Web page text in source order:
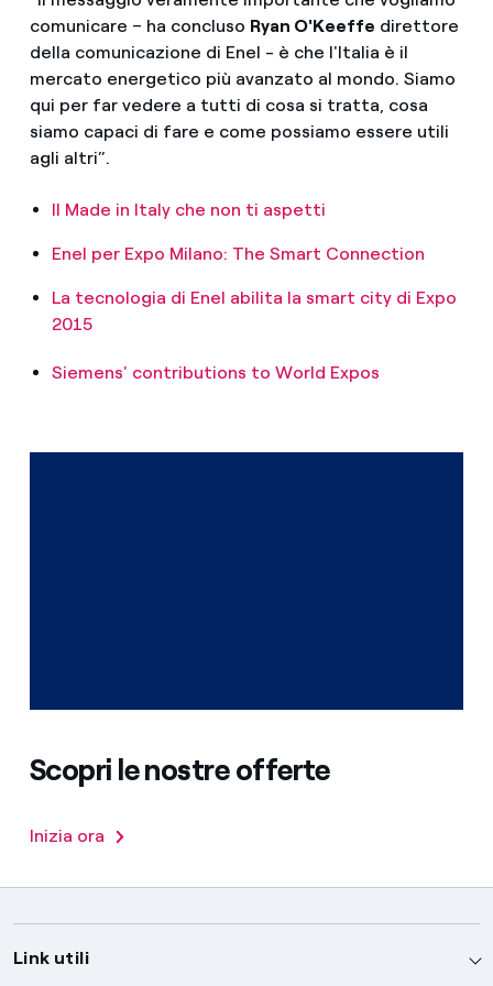
comunicare – ha concluso Ryan O'Keeffe direttore
della comunicazione di Enel - è che l'Italia è il
mercato energetico più avanzato al mondo. Siamo
qui per far vedere a tutti di cosa si tratta, cosa
siamo capaci di fare e come possiamo essere utili
agli altri”.
Il Made in Italy che non ti aspetti
Enel per Expo Milano: The Smart Connection
La tecnologia di Enel abilita la smart city di Expo
2015
Siemens' contributions to World Expos
Scopri le nostre offerte
Inizia ora
Link utili